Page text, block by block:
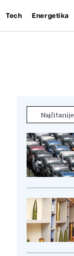
Tech Energetika
Najčitanije